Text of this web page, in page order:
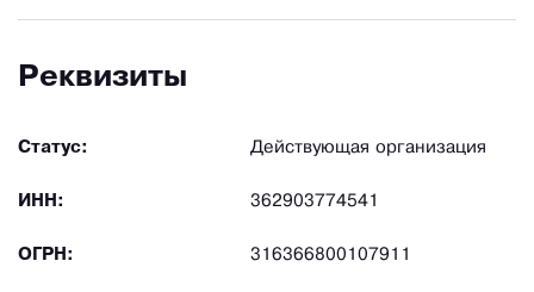
Реквизиты
Статус: Действующая организация
ИНН: 362903774541
ОГРН: 316366800107911